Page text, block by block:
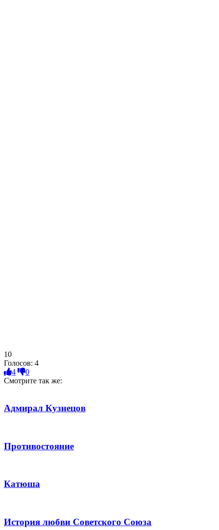
10
Голосов: 4
4
0
Смотрите так же:
Адмирал Кузнецов
Противостояние
Катюша
История любви Советского Союза